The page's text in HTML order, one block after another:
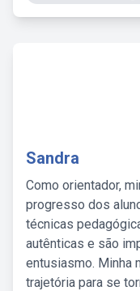
Sandra
Como orientador,
progresso dos
técnicas
autênticas e são
entusiasmo. Minha
trajetória para se